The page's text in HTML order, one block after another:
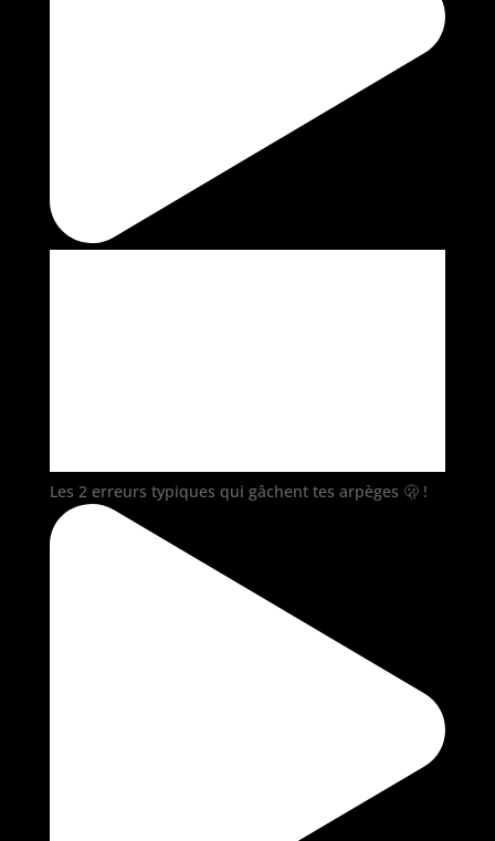
Les 2 erreurs typiques qui gâchent tes arpèges 🫢 !